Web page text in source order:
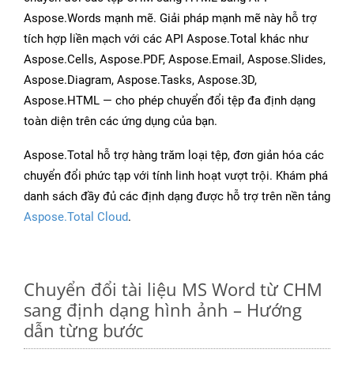
Aspose.Words mạnh mẽ. Giải pháp mạnh mẽ này hỗ trợ
tích hợp liền mạch với các API Aspose.Total khác như
Aspose.Cells, Aspose.PDF, Aspose.Email, Aspose.Slides,
Aspose.Diagram, Aspose.Tasks, Aspose.3D,
Aspose.HTML — cho phép chuyển đổi tệp đa định dạng
toàn diện trên các ứng dụng của bạn.
Aspose.Total hỗ trợ hàng trăm loại tệp, đơn giản hóa các
chuyển đổi phức tạp với tính linh hoạt vượt trội. Khám phá
danh sách đầy đủ các định dạng được hỗ trợ trên nền tảng
Aspose.Total Cloud.
Chuyển đổi tài liệu MS Word từ CHM
sang định dạng hình ảnh – Hướng
dẫn từng bước